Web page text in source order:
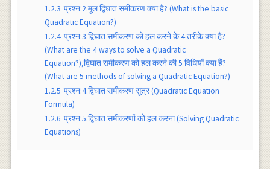
1.2.3 प्रश्न:2.मूल द्विघात समीकरण क्या है? (What is the basic
Quadratic Equation?)
1.2.4 प्रश्न:3.द्विघात समीकरण को हल करने के 4 तरीके क्या हैं?
(What are the 4 ways to solve a Quadratic
Equation?),द्विघात समीकरण को हल करने की 5 विधियाँ क्या हैं?
(What are 5 methods of solving a Quadratic Equation?)
1.2.5 प्रश्न:4.द्विघात समीकरण सूत्र (Quadratic Equation
Formula)
1.2.6 प्रश्न:5.द्विघात समीकरणों को हल करना (Solving Quadratic
Equations)